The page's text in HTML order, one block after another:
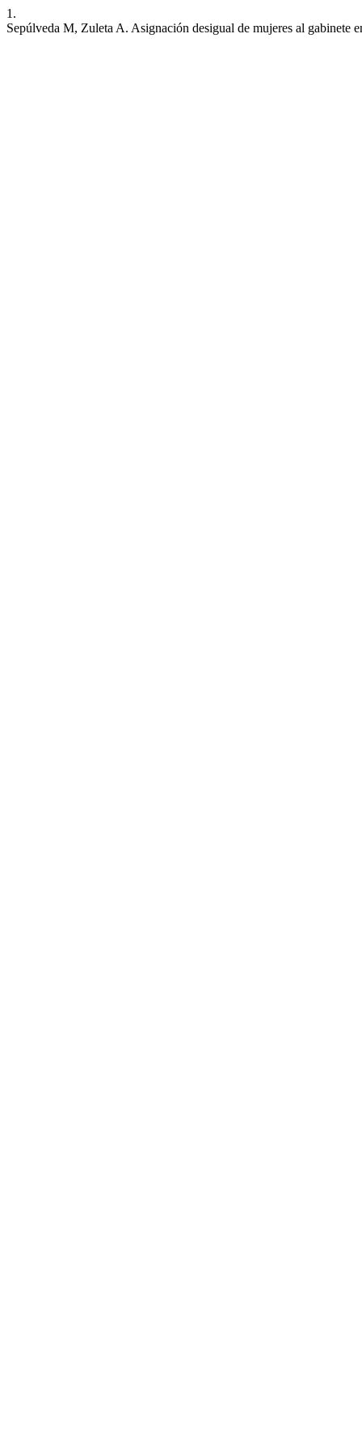
1.
Sepúlveda M, Zuleta A. Asignación desigual de mujeres al gabinete